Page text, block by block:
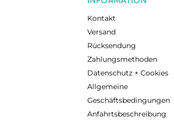
Kontakt
Versand
Rücksendung
Zahlungsmethoden
Datenschutz + Cookies
Allgemeine
Geschäftsbedingungen
Anfahrtsbeschreibung